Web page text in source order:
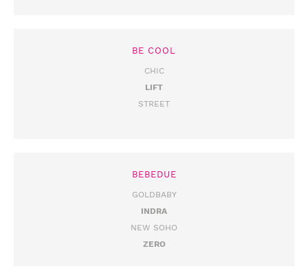
BE COOL
CHIC
LIFT
STREET
BEBEDUE
GOLDBABY
INDRA
NEW SOHO
ZERO